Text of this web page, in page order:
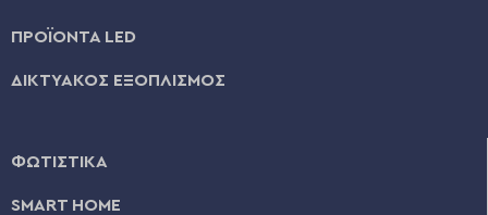
ΠΡΟΪΟΝΤΑ LED
ΔΙΚΤΥΑΚΟΣ ΕΞΟΠΛΙΣΜΟΣ
ΦΩΤΙΣΤΙΚΑ
SMART HOME